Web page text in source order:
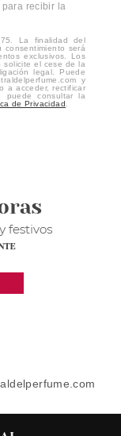
para recibir la
La finalidad del
será
exclusivos. Los
solicite el cese de la
legal. Puede
y
a acceder, rectificar
puede consultar la
de Privacidad.